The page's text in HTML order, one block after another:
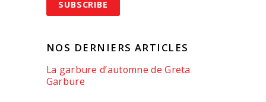
NOS DERNIERS ARTICLES
La garbure d’automne de Greta
Garbure